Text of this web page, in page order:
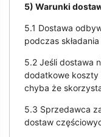
5) Warunki
5.1 Dostawa
podczas
5.2 Jeśli dostawa
dodatkowe koszty
chyba że
5.3 Sprzedawca
dostaw